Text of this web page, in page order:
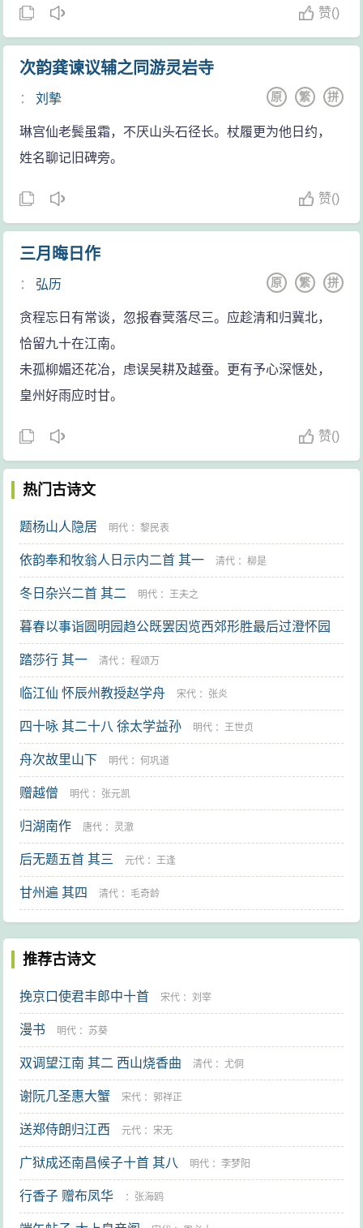
赞()
次韵龚谏议辅之同游灵岩寺
：刘摰 拼
繁
原
琳宫仙老鬓虽霜，不厌山头石径长。杖履更为他日约，
姓名聊记旧碑旁。
赞()
三月晦日作
： 弘历 拼
繁
原
贪程忘日有常谈，忽报春蓂落尽三。应趁清和归冀北，
恰留九十在江南。
未孤柳媚还花冶，虑误吴耕及越蚕。更有予心深惬处，
皇州好雨应时甘。
赞()
热门古诗文
题杨山人隐居 明代 ：黎民表
依韵奉和牧翁人日示内二首 其一 清代 ：柳是
冬日杂兴二首 其二 明代 ：王夫之
暮春以事诣圆明园趋公既罢因览西郊形胜最后过澄怀园
和内直友人春晚退直诗 其六
踏莎行 其一 清代 ：程颂万
临江仙 怀辰州教授赵学舟 宋代 ： 张炎
四十咏 其二十八 徐太学益孙 明代 ：王世贞
舟次故里山下 明代 ：何巩道
赠越僧 明代 ： 张元凯
归湖南作 唐代 ： 灵澈
后无题五首 其三 元代 ：王逢
甘州遍 其四 清代 ： 毛奇龄
推荐古诗文
挽京口使君丰郎中十首 宋代 ：刘宰
漫书 明代 ： 苏葵
双调望江南 其二 西山烧香曲 清代 ：尤侗
谢阮几圣惠大蟹 宋代 ：郭祥正
送郑侍朗归江西 元代 ：宋无
广狱成还南昌候子十首 其八 明代 ：李梦阳
行香子 赠布凤华 ： 张海鸥